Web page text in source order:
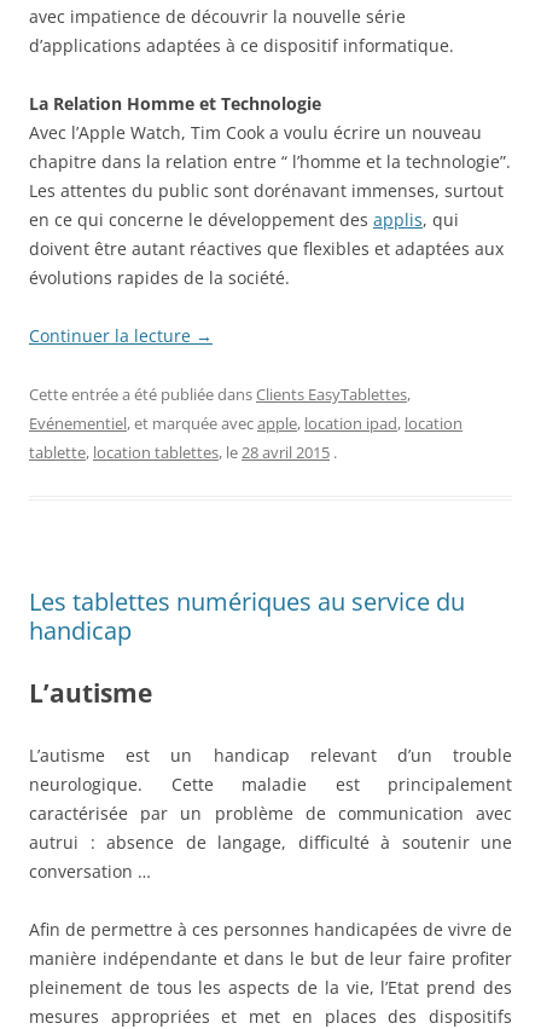
avec impatience de découvrir la nouvelle série
d’applications adaptées à ce dispositif informatique.
La Relation Homme et Technologie
Avec l’Apple Watch, Tim Cook a voulu écrire un nouveau
chapitre dans la relation entre “ l’homme et la technologie”.
Les attentes du public sont dorénavant immenses, surtout
en ce qui concerne le développement des applis, qui
doivent être autant réactives que flexibles et adaptées aux
évolutions rapides de la société.
Continuer la lecture →
Cette entrée a été publiée dansClients EasyTablettes,
Evénementiel, et marquée avecapple, location ipad, location
tablette, location tablettes, le28 avril 2015 .
Les tablettes numériques au service du
handicap
L’autisme
L’autisme est un handicap relevant d’un trouble
neurologique. Cette maladie est principalement
caractérisée par un problème de communication avec
autrui : absence de langage, difficulté à soutenir une
conversation …
Afin de permettre à ces personnes handicapées de vivre de
manière indépendante et dans le but de leur faire profiter
pleinement de tous les aspects de la vie, l’Etat prend des
mesures appropriées et met en places des dispositifs